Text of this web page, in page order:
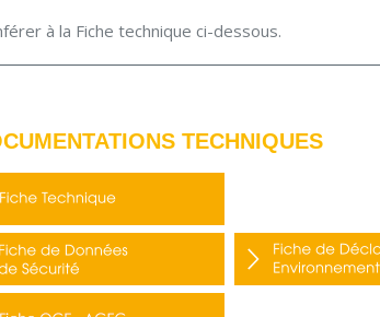
à la Fiche technique ci-dessous.
TECHNIQUES